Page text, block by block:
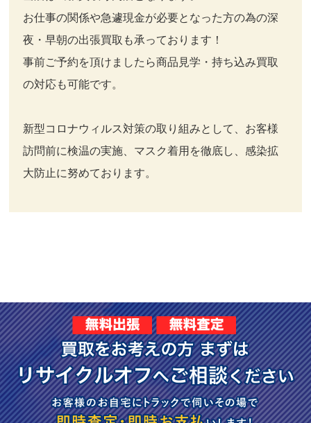
お仕事の関係や急遽現金が必要となった方の為の深
夜・早朝の出張買取も承っております！
事前ご予約を頂けましたら商品見学・持ち込み買取
の対応も可能です。
新型コロナウィルス対策の取り組みとして、お客様
訪問前に検温の実施、マスク着用を徹底し、感染拡
大防止に努めております。